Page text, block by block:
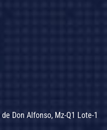
Don Alfonso, Mz-Q1 Lote-1